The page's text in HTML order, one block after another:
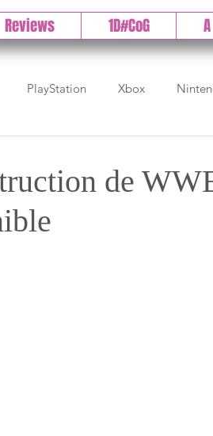
Reviews 1D#CoG
PlayStation Xbox
Test Xbox
de